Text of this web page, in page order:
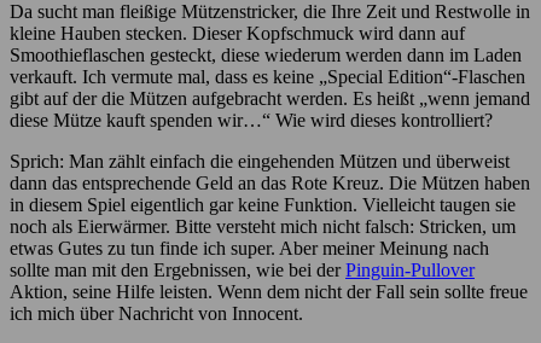
Da sucht man fleißige Mützenstricker, die Ihre Zeit und Restwolle in
kleine Hauben stecken. Dieser Kopfschmuck wird dann auf
Smoothieflaschen gesteckt, diese wiederum werden dann im Laden
verkauft. Ich vermute mal, dass es keine „Special Edition“-Flaschen
gibt auf der die Mützen aufgebracht werden. Es heißt „wenn jemand
diese Mütze kauft spenden wir…“ Wie wird dieses kontrolliert?
Sprich: Man zählt einfach die eingehenden Mützen und überweist
dann das entsprechende Geld an das Rote Kreuz. Die Mützen haben
in diesem Spiel eigentlich gar keine Funktion. Vielleicht taugen sie
noch als Eierwärmer. Bitte versteht mich nicht falsch: Stricken, um
etwas Gutes zu tun finde ich super. Aber meiner Meinung nach
sollte man mit den Ergebnissen, wie bei derPinguin-Pullover
Aktion, seine Hilfe leisten. Wenn dem nicht der Fall sein sollte freue
ich mich über Nachricht von Innocent.